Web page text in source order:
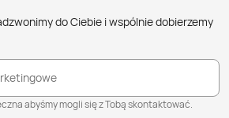
do Ciebie i wspólnie dobierzemy
abyśmy mogli się z Tobą skontaktować.